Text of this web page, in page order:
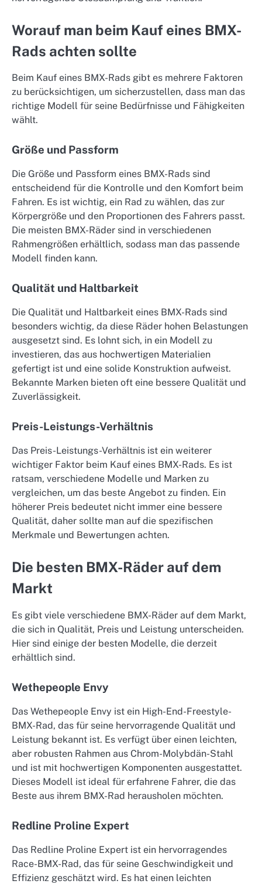
Worauf man beim Kauf eines BMX-
Rads achten sollte
Beim Kauf eines BMX-Rads gibt es mehrere Faktoren
zu berücksichtigen, um sicherzustellen, dass man das
richtige Modell für seine Bedürfnisse und Fähigkeiten
wählt.
Größe und Passform
Die Größe und Passform eines BMX-Rads sind
entscheidend für die Kontrolle und den Komfort beim
Fahren. Es ist wichtig, ein Rad zu wählen, das zur
Körpergröße und den Proportionen des Fahrers passt.
Die meisten BMX-Räder sind in verschiedenen
Rahmengrößen erhältlich, sodass man das passende
Modell finden kann.
Qualität und Haltbarkeit
Die Qualität und Haltbarkeit eines BMX-Rads sind
besonders wichtig, da diese Räder hohen Belastungen
ausgesetzt sind. Es lohnt sich, in ein Modell zu
investieren, das aus hochwertigen Materialien
gefertigt ist und eine solide Konstruktion aufweist.
Bekannte Marken bieten oft eine bessere Qualität und
Zuverlässigkeit.
Preis-Leistungs-Verhältnis
Das Preis-Leistungs-Verhältnis ist ein weiterer
wichtiger Faktor beim Kauf eines BMX-Rads. Es ist
ratsam, verschiedene Modelle und Marken zu
vergleichen, um das beste Angebot zu finden. Ein
höherer Preis bedeutet nicht immer eine bessere
Qualität, daher sollte man auf die spezifischen
Merkmale und Bewertungen achten.
Die besten BMX-Räder auf dem
Markt
Es gibt viele verschiedene BMX-Räder auf dem Markt,
die sich in Qualität, Preis und Leistung unterscheiden.
Hier sind einige der besten Modelle, die derzeit
erhältlich sind.
Wethepeople Envy
Das Wethepeople Envy ist ein High-End-Freestyle-
BMX-Rad, das für seine hervorragende Qualität und
Leistung bekannt ist. Es verfügt über einen leichten,
aber robusten Rahmen aus Chrom-Molybdän-Stahl
und ist mit hochwertigen Komponenten ausgestattet.
Dieses Modell ist ideal für erfahrene Fahrer, die das
Beste aus ihrem BMX-Rad herausholen möchten.
Redline Proline Expert
Das Redline Proline Expert ist ein hervorragendes
Race-BMX-Rad, das für seine Geschwindigkeit und
Effizienz geschätzt wird. Es hat einen leichten